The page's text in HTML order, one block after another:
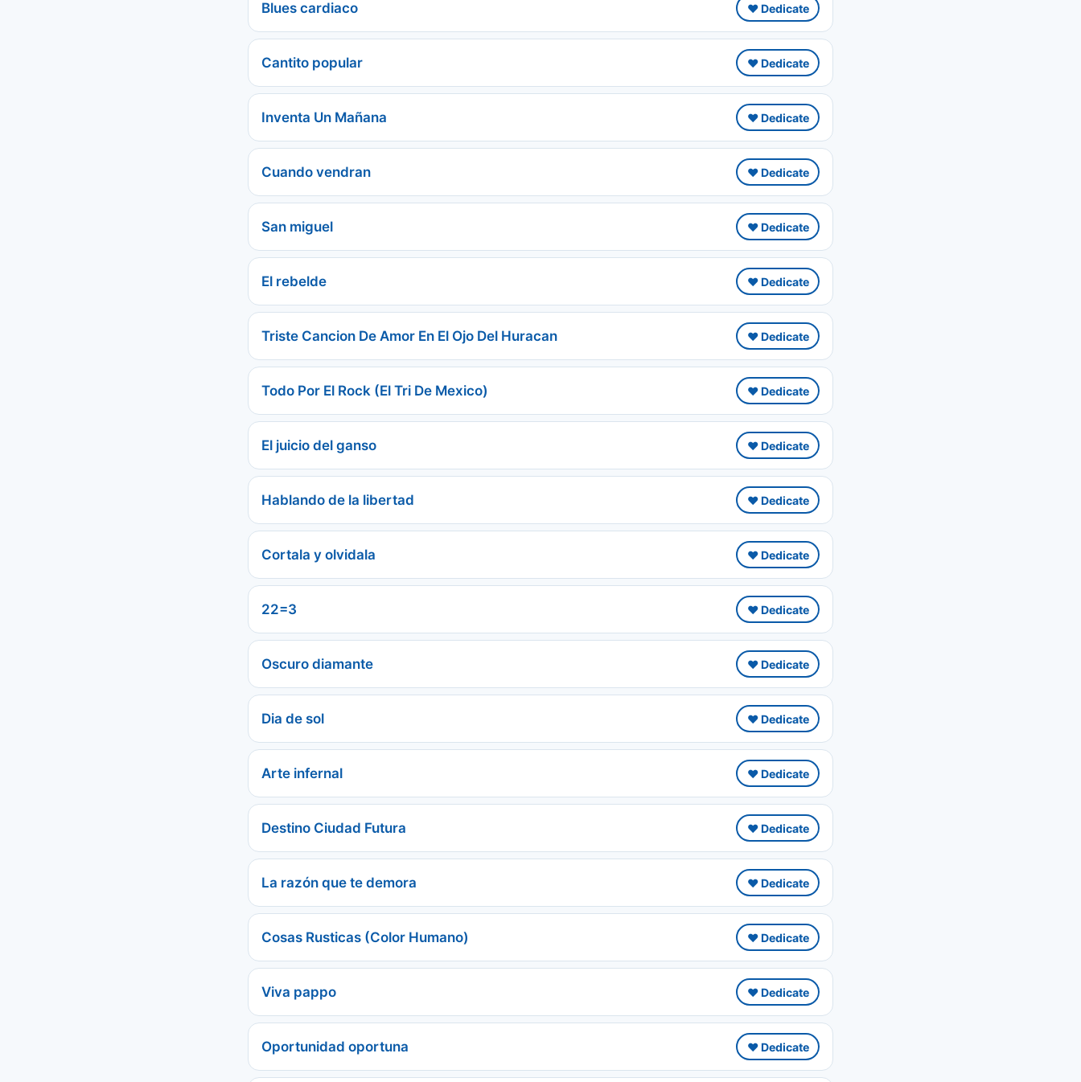
Blues cardiaco ❤️ Dedicate
Cantito popular ❤️ Dedicate
Inventa Un Mañana ❤️ Dedicate
Cuando vendran ❤️ Dedicate
San miguel ❤️ Dedicate
El rebelde ❤️ Dedicate
Triste Cancion De Amor En El Ojo Del Huracan ❤️ Dedicate
Todo Por El Rock (El Tri De Mexico) ❤️ Dedicate
El juicio del ganso ❤️ Dedicate
Hablando de la libertad ❤️ Dedicate
Cortala y olvidala ❤️ Dedicate
22=3 ❤️ Dedicate
Oscuro diamante ❤️ Dedicate
Dia de sol ❤️ Dedicate
Arte infernal ❤️ Dedicate
Destino Ciudad Futura ❤️ Dedicate
La razón que te demora ❤️ Dedicate
Cosas Rusticas (Color Humano) ❤️ Dedicate
Viva pappo ❤️ Dedicate
Oportunidad oportuna ❤️ Dedicate